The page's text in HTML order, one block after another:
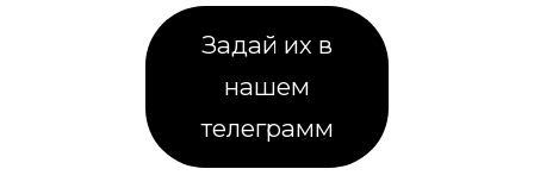
Задай их в
нашем
телеграмм